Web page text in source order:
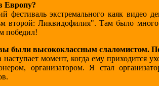
Европу?
экстремального каяк видео
второй: Ликвидофилия". Там было много
победил!
были высококлассным слаломистом.
момент, когда ему приходится
организатором. Я стал